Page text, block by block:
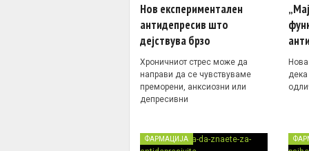
Нов експериментален
антидепресив што
дејствува брзо
Хроничниот стрес може да
направи да се чувствуваме
преморени, анксиозни или
депресивни
Нова
дека
ФАРМАЦИЈА